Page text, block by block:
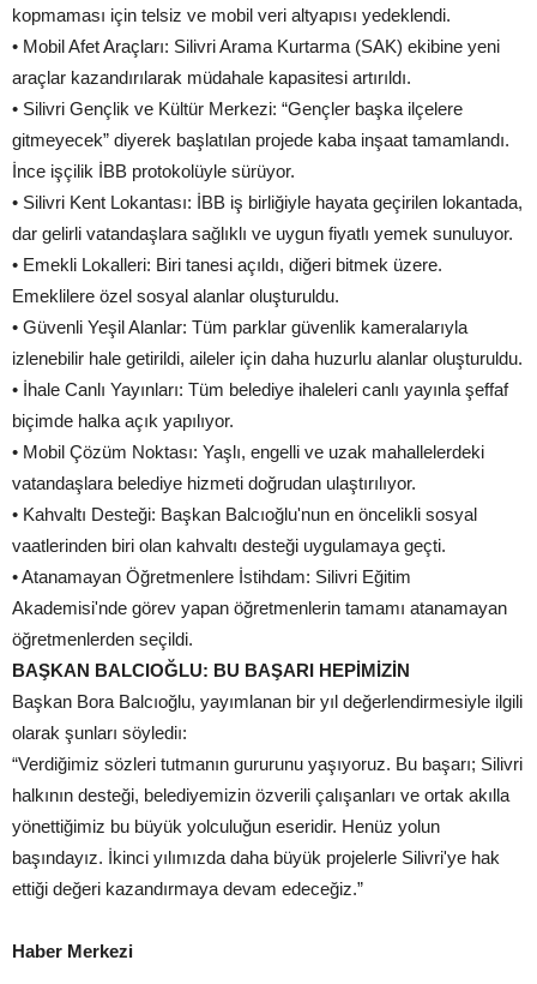
kopmaması için telsiz ve mobil veri altyapısı yedeklendi.
• Mobil Afet Araçları: Silivri Arama Kurtarma (SAK) ekibine yeni
araçlar kazandırılarak müdahale kapasitesi artırıldı.
• Silivri Gençlik ve Kültür Merkezi: “Gençler başka ilçelere
gitmeyecek” diyerek başlatılan projede kaba inşaat tamamlandı.
İnce işçilik İBB protokolüyle sürüyor.
• Silivri Kent Lokantası: İBB iş birliğiyle hayata geçirilen lokantada,
dar gelirli vatandaşlara sağlıklı ve uygun fiyatlı yemek sunuluyor.
• Emekli Lokalleri: Biri tanesi açıldı, diğeri bitmek üzere.
Emeklilere özel sosyal alanlar oluşturuldu.
• Güvenli Yeşil Alanlar: Tüm parklar güvenlik kameralarıyla
izlenebilir hale getirildi, aileler için daha huzurlu alanlar oluşturuldu.
• İhale Canlı Yayınları: Tüm belediye ihaleleri canlı yayınla şeffaf
biçimde halka açık yapılıyor.
• Mobil Çözüm Noktası: Yaşlı, engelli ve uzak mahallelerdeki
vatandaşlara belediye hizmeti doğrudan ulaştırılıyor.
• Kahvaltı Desteği: Başkan Balcıoğlu'nun en öncelikli sosyal
vaatlerinden biri olan kahvaltı desteği uygulamaya geçti.
• Atanamayan Öğretmenlere İstihdam: Silivri Eğitim
Akademisi'nde görev yapan öğretmenlerin tamamı atanamayan
öğretmenlerden seçildi.
BAŞKAN BALCIOĞLU: BU BAŞARI HEPİMİZİN
Başkan Bora Balcıoğlu, yayımlanan bir yıl değerlendirmesiyle ilgili
olarak şunları söylediı:
“Verdiğimiz sözleri tutmanın gururunu yaşıyoruz. Bu başarı; Silivri
halkının desteği, belediyemizin özverili çalışanları ve ortak akılla
yönettiğimiz bu büyük yolculuğun eseridir. Henüz yolun
başındayız. İkinci yılımızda daha büyük projelerle Silivri'ye hak
ettiği değeri kazandırmaya devam edeceğiz.”
Haber Merkezi